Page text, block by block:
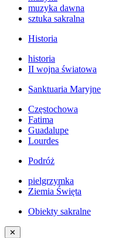
muzyka dawna
sztuka sakralna
Historia
historia
II wojna światowa
Sanktuaria Maryjne
Częstochowa
Fatima
Guadalupe
Lourdes
Podróż
pielgrzymka
Ziemia Święta
Obiekty sakralne
✕